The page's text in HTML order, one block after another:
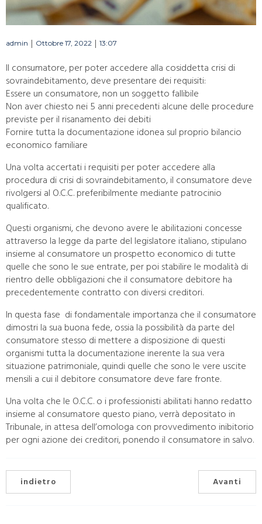
admin | Ottobre 17, 2022 | 13:07
Il consumatore, per poter accedere alla cosiddetta crisi di
sovraindebitamento, deve presentare dei requisiti:
Essere un consumatore, non un soggetto fallibile
Non aver chiesto nei 5 anni precedenti alcune delle procedure
previste per il risanamento dei debiti
Fornire tutta la documentazione idonea sul proprio bilancio
economico familiare
Una volta accertati i requisiti per poter accedere alla
procedura di crisi di sovraindebitamento, il consumatore deve
rivolgersi al O.C.C. preferibilmente mediante patrocinio
qualificato.
Questi organismi, che devono avere le abilitazioni concesse
attraverso la legge da parte del legislatore italiano, stipulano
insieme al consumatore un prospetto economico di tutte
quelle che sono le sue entrate, per poi stabilire le modalità di
rientro delle obbligazioni che il consumatore debitore ha
precedentemente contratto con diversi creditori.
In questa fase di fondamentale importanza che il consumatore
dimostri la sua buona fede, ossia la possibilità da parte del
consumatore stesso di mettere a disposizione di questi
organismi tutta la documentazione inerente la sua vera
situazione patrimoniale, quindi quelle che sono le vere uscite
mensili a cui il debitore consumatore deve fare fronte.
Una volta che le O.C.C. o i professionisti abilitati hanno redatto
insieme al consumatore questo piano, verrà depositato in
Tribunale, in attesa dell’omologa con provvedimento inibitorio
per ogni azione dei creditori, ponendo il consumatore in salvo.
indietro Avanti